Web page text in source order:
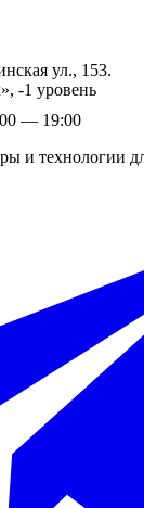
ул., 153.
-1 уровень
— 19:00
и технологии